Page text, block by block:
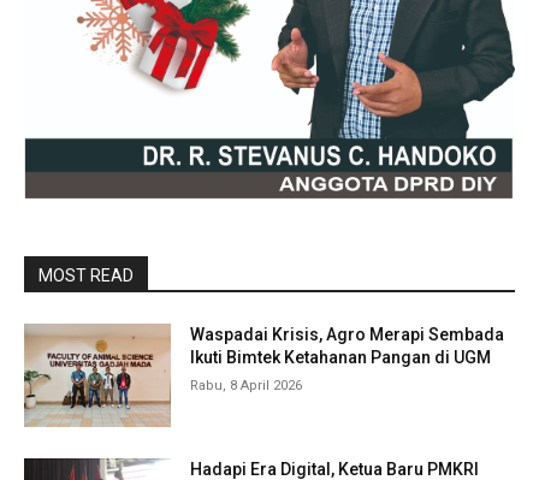
MOST READ
Waspadai Krisis, Agro Merapi Sembada
Ikuti Bimtek Ketahanan Pangan di UGM
Rabu, 8 April 2026
Hadapi Era Digital, Ketua Baru PMKRI